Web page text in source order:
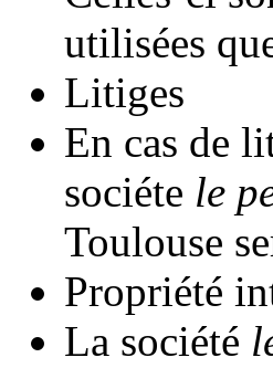
utilisées
Litiges
En cas de
sociéte le
Toulouse
Propriété
La société